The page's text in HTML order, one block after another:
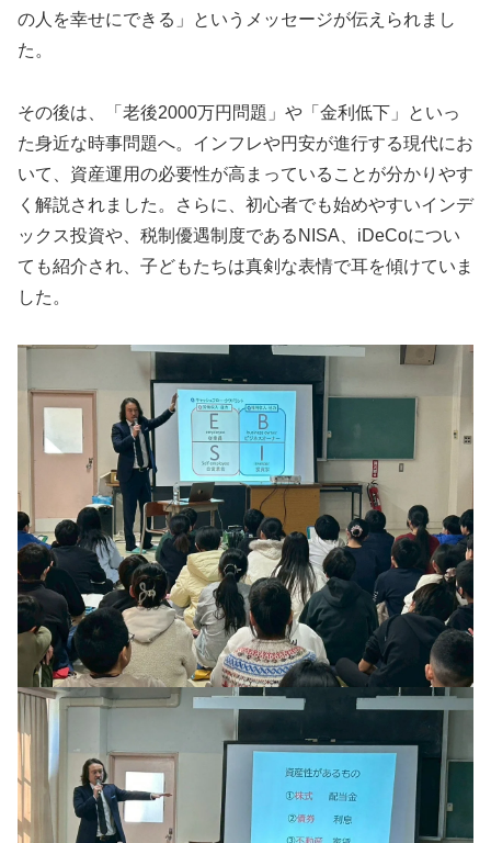
の人を幸せにできる」というメッセージが伝えられまし
た。
その後は、「老後2000万円問題」や「金利低下」といっ
た身近な時事問題へ。インフレや円安が進行する現代にお
いて、資産運用の必要性が高まっていることが分かりやす
く解説されました。さらに、初心者でも始めやすいインデ
ックス投資や、税制優遇制度であるNISA、iDeCoについ
ても紹介され、子どもたちは真剣な表情で耳を傾けていま
した。